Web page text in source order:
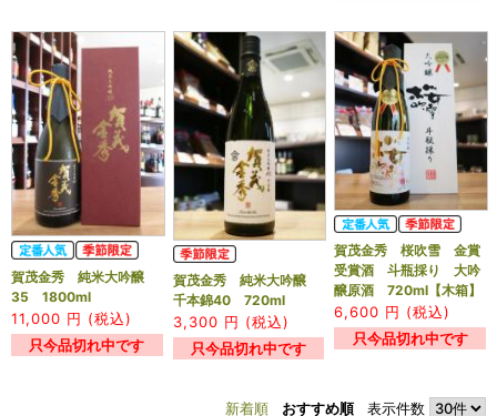
賀茂金秀 純米大吟醸
35 1800ml
11,000 円 (税込)
只今品切れ中です
賀茂金秀 純米大吟醸
千本錦40 720ml
3,300 円 (税込)
只今品切れ中です
賀茂金秀 桜吹雪 金賞
受賞酒 斗瓶採り 大吟
醸原酒 720ml【木箱】
6,600 円 (税込)
只今品切れ中です
新着順 おすすめ順表示件数